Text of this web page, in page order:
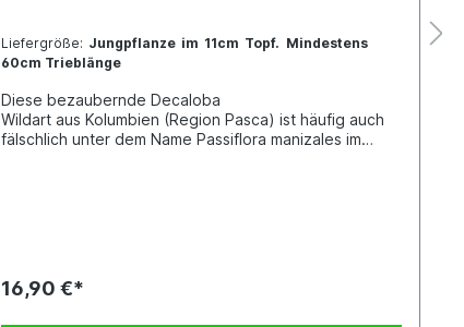
Liefergröße: Jungpflanze im 11cm Topf. Mindestens
60cm Trieblänge
Diese bezaubernde Decaloba
Wildart aus Kolumbien (Region Pasca) ist häufig auch
fälschlich unter dem Name Passiflora manizales im
16,90 €*